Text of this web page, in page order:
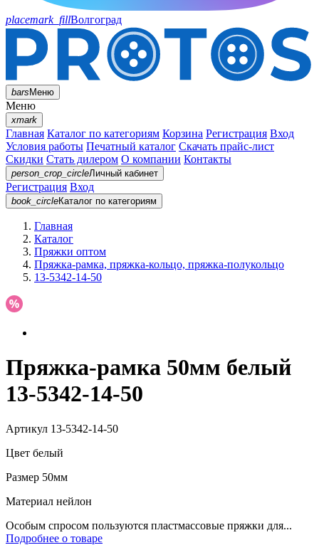
placemark_fillВолгоград
barsМеню
Меню
xmark
Главная Каталог по категориям Корзина Регистрация Вход
Условия работы Печатный каталог Скачать прайс-лист
Скидки Стать дилером О компании Контакты
person_crop_circleЛичный кабинет
Регистрация Вход
book_circleКаталог по категориям
Главная
Каталог
Пряжки оптом
Пряжка-рамка, пряжка-кольцо, пряжка-полукольцо
13-5342-14-50
Пряжка-рамка 50мм белый
13-5342-14-50
Артикул 13-5342-14-50
Цвет белый
Размер 50мм
Материал нейлон
Особым спросом пользуются пластмассовые пряжки для...
Подробнее о товаре